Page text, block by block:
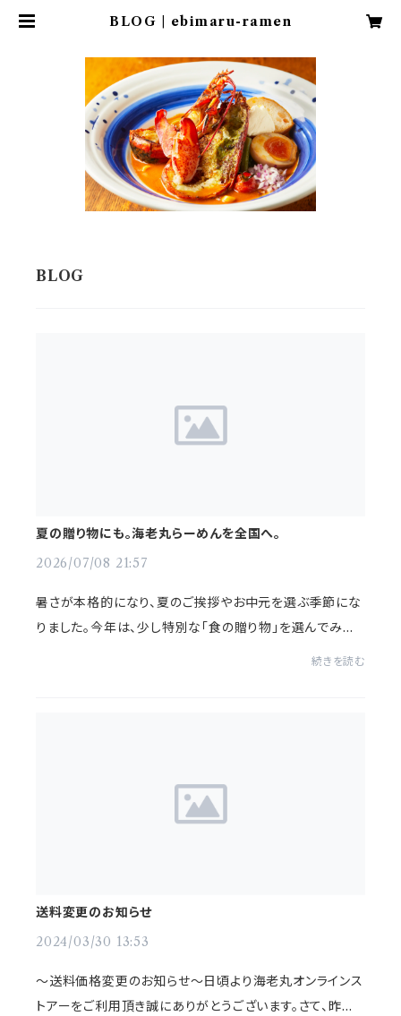
BLOG | ebimaru-ramen
夏の贈り物にも。海老丸らーめんを全国へ。
2026/07/08 21:57
暑さが本格的になり、夏のご挨拶やお中元を選ぶ季節にな
りました。今年は、少し特別な「食の贈り物」を選んでみま
続きを読む
送料変更のお知らせ
2024/03/30 13:53
〜送料価格変更のお知らせ〜日頃より海老丸オンラインス
トアーをご利用頂き誠にありがとうございます。さて、昨今